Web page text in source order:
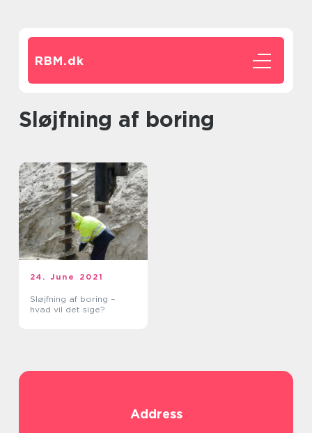
RBM.dk
sløjfning af boring
24. June 2021
Sløjfning af boring –
hvad vil det sige?
Address